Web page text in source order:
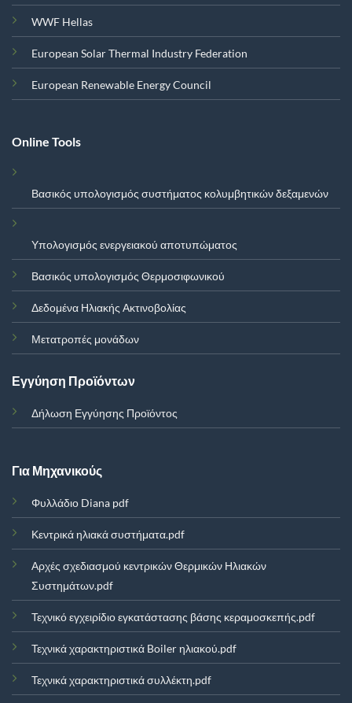
WWF Hellas
European Solar Thermal Industry Federation
European Renewable Energy Council
Online Tools
Βασικός υπολογισμός συστήματος κολυμβητικών δεξαμενών
Υπολογισμός ενεργειακού αποτυπώματος
Βασικός υπολογισμός Θερμοσιφωνικού
Δεδομένα Ηλιακής Ακτινοβολίας
Μετατροπές μονάδων
Εγγύηση Προϊόντων
Δήλωση Εγγύησης Προϊόντος
Για Μηχανικούς
Φυλλάδιο Diana pdf
Κεντρικά ηλιακά συστήματα.pdf
Αρχές σχεδιασμού κεντρικών Θερμικών Ηλιακών
Συστημάτων.pdf
Τεχνικό εγχειρίδιο εγκατάστασης βάσης κεραμοσκεπής.pdf
Τεχνικά χαρακτηριστικά Boiler ηλιακού.pdf
Τεχνικά χαρακτηριστικά συλλέκτη.pdf